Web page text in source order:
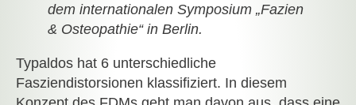
dem internationalen Symposium „Fazien
& Osteopathie“ in Berlin.
Typaldos hat 6 unterschiedliche
Fasziendistorsionen klassifiziert. In diesem